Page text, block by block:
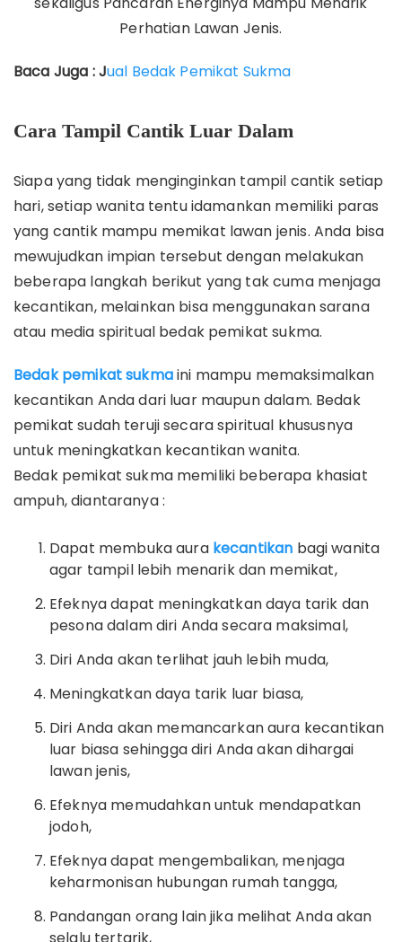
Perhatian Lawan Jenis.
Baca Juga : Jual Bedak Pemikat Sukma
Cara Tampil Cantik Luar Dalam
Siapa yang tidak menginginkan tampil cantik setiap
hari, setiap wanita tentu idamankan memiliki paras
yang cantik mampu memikat lawan jenis. Anda bisa
mewujudkan impian tersebut dengan melakukan
beberapa langkah berikut yang tak cuma menjaga
kecantikan, melainkan bisa menggunakan sarana
atau media spiritual bedak pemikat sukma.
Bedak pemikat sukmaini mampu memaksimalkan
kecantikan Anda dari luar maupun dalam. Bedak
pemikat sudah teruji secara spiritual khususnya
untuk meningkatkan kecantikan wanita.
Bedak pemikat sukma memiliki beberapa khasiat
ampuh, diantaranya :
Dapat membuka aura kecantikan bagi wanita
agar tampil lebih menarik dan memikat,
Efeknya dapat meningkatkan daya tarik dan
pesona dalam diri Anda secara maksimal,
Diri Anda akan terlihat jauh lebih muda,
Meningkatkan daya tarik luar biasa,
Diri Anda akan memancarkan aura kecantikan
luar biasa sehingga diri Anda akan dihargai
lawan jenis,
Efeknya memudahkan untuk mendapatkan
jodoh,
Efeknya dapat mengembalikan, menjaga
keharmonisan hubungan rumah tangga,
Pandangan orang lain jika melihat Anda akan
selalu tertarik,